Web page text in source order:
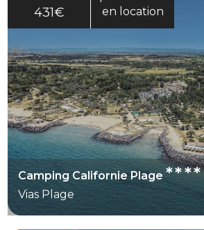
431€
en location
Camping Californie Plage****
Vias Plage